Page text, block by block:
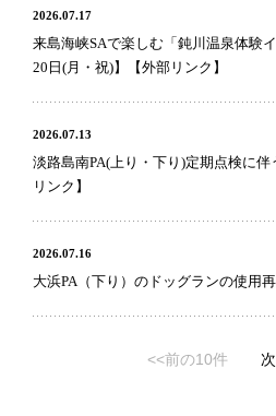
2026.07.17
来島海峡SAで楽しむ「鈍川温泉体験
20日(月・祝)】【外部リンク】
2026.07.13
淡路島南PA(上り・下り)定期点検に
リンク】
2026.07.16
大浜PA（下り）のドッグランの使用
<<前の10件